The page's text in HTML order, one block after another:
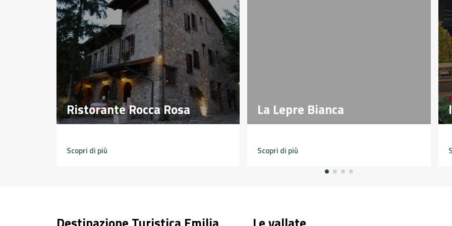
Ristorante Rocca Rosa
Ristorante Rocca Rosa
Scopri di più
La Lepre Bianca
La Lepre Bianca
Scopri di più